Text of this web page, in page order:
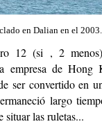
en Dalian en el
12 (si , 2
empresa de Hong
ser convertido en
largo
situar las ruletas...